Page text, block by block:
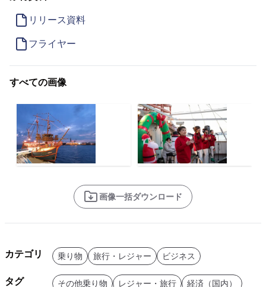
リリース資料
フライヤー
すべての画像
画像一括ダウンロード
カテゴリ 乗り物 旅行・レジャー ビジネス
タグ その他乗り物 レジャー・旅行 経済（国内）